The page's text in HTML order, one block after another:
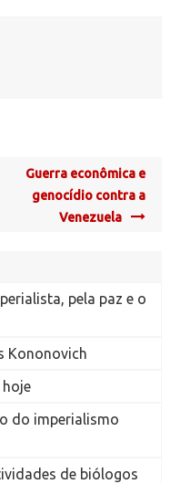
Guerra econômica e
genocídio contra a
Venezuela
pela paz e o
Kononovich
do imperialismo
de biólogos